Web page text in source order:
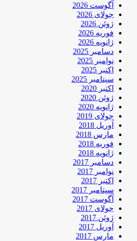
آگوست 2026
جولای 2026
ژوئن 2026
فوریه 2026
ژانویه 2026
دسامبر 2025
نوامبر 2025
اکتبر 2025
سپتامبر 2025
اکتبر 2020
ژوئن 2020
ژانویه 2020
جولای 2019
آوریل 2018
مارس 2018
فوریه 2018
ژانویه 2018
دسامبر 2017
نوامبر 2017
اکتبر 2017
سپتامبر 2017
آگوست 2017
جولای 2017
ژوئن 2017
آوریل 2017
مارس 2017